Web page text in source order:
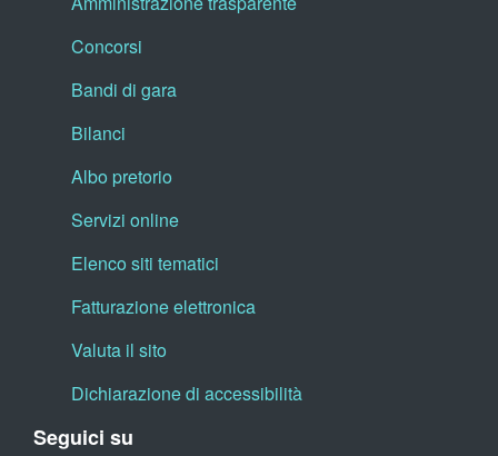
Concorsi
Bandi di gara
Bilanci
Albo pretorio
Servizi online
Elenco siti tematici
Fatturazione elettronica
Valuta il sito
Dichiarazione di accessibilità
Seguici su